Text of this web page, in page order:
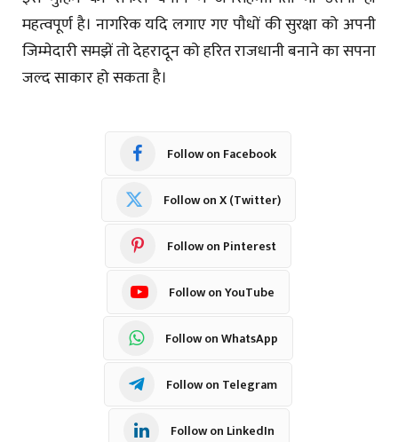
महत्वपूर्ण है। नागरिक यदि लगाए गए पौधों की सुरक्षा को अपनी
जिम्मेदारी समझें तो देहरादून को हरित राजधानी बनाने का सपना
जल्द साकार हो सकता है।
Follow on Facebook
Follow on X (Twitter)
Follow on Pinterest
Follow on YouTube
Follow on WhatsApp
Follow on Telegram
Follow on LinkedIn